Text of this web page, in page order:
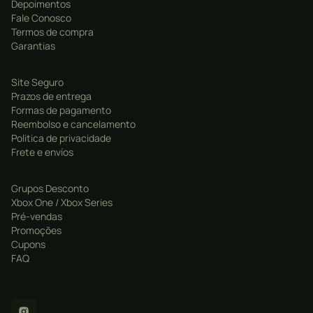
Com o desligamento dos servidores, os jogadores não
podem mais jogar partidas online, acessar o modo
entanto, os jogadores ainda podem jogar o modo de
jogador único e aproveitar outros recursos offline.
Depoimentos
Fale Conosco
Termos de compra
Garantias
Site Seguro
Prazos de entrega
Formas de pagamento
Reembolso e cancelamento
Politica de privacidade
Frete e envíos
Grupos Desconto
Xbox One / Xbox Series
Pré-vendas
Promoções
Cupons
FAQ